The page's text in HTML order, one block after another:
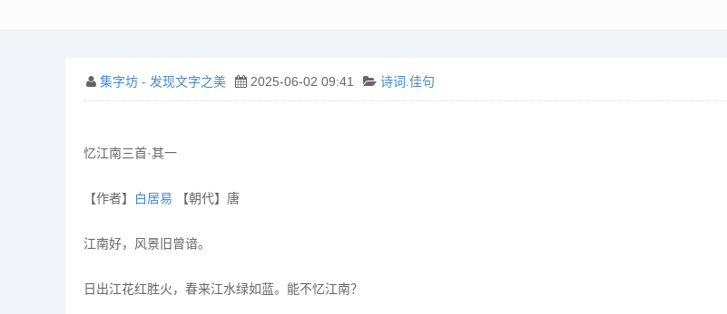
集字坊 - 发现文字之美 2025-06-02 09:41 诗词.佳句
忆江南三首·其一
【作者】 白居易 【朝代】唐
江南好，风景旧曾谙。
日出江花红胜火，春来江水绿如蓝。能不忆江南？